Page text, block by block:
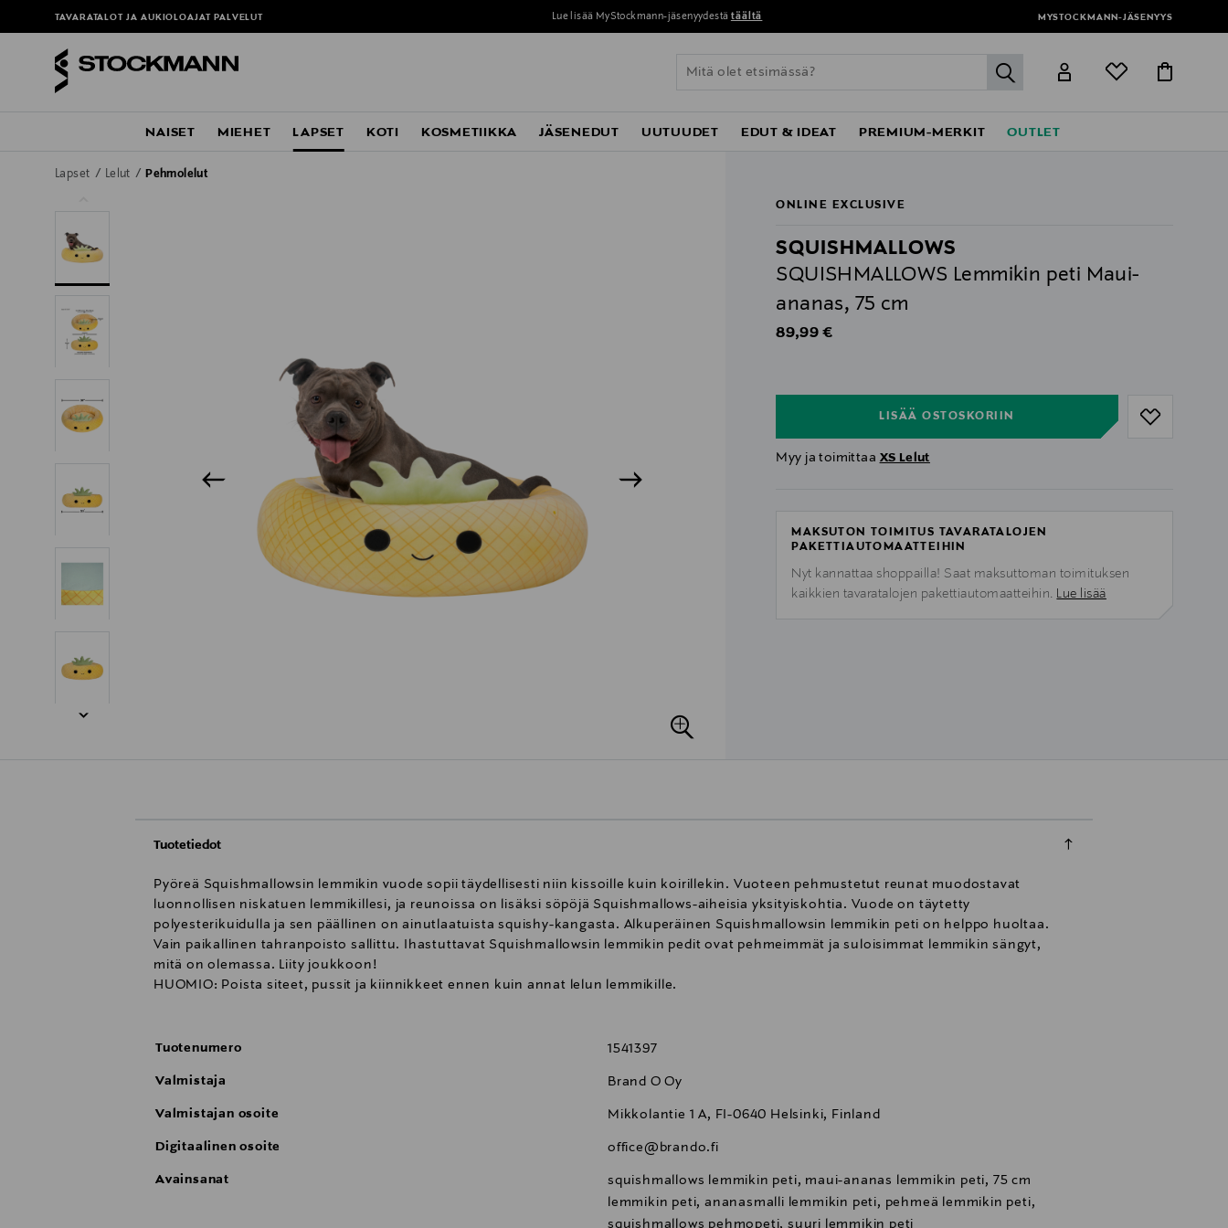
TAVARATALOT JA AUKIOLOAJAT PALVELUT Lue lisää MyStockmann-jäsenyydestä täältä MYSTOCKMANN-JÄSENYYS
label.header.go
NAISET MIEHET LAPSET KOTI KOSMETIIKKA JÄSENEDUT UUTUUDET EDUT & IDEAT PREMIUM-MERKIT OUTLET
Lapset Lelut Pehmolelut
ONLINE EXCLUSIVE
SQUISHMALLOWS
SQUISHMALLOWS Lemmikin peti Maui-
ananas, 75 cm
Original Price
89,99 €
LISÄÄ OSTOSKORIIN
Myy ja toimittaa XS Lelut
MAKSUTON TOIMITUS TAVARATALOJEN
PAKETTIAUTOMAATTEIHIN
Nyt kannattaa shoppailla! Saat maksuttoman toimituksen
kaikkien tavaratalojen pakettiautomaatteihin. Lue lisää
Tuotetiedot
Pyöreä Squishmallowsin lemmikin vuode sopii täydellisesti niin kissoille kuin koirillekin. Vuoteen pehmustetut reunat muodostavat
luonnollisen niskatuen lemmikillesi, ja reunoissa on lisäksi söpöjä Squishmallows-aiheisia yksityiskohtia. Vuode on täytetty
polyesterikuidulla ja sen päällinen on ainutlaatuista squishy-kangasta. Alkuperäinen Squishmallowsin lemmikin peti on helppo huoltaa.
Vain paikallinen tahranpoisto sallittu. Ihastuttavat Squishmallowsin lemmikin pedit ovat pehmeimmät ja suloisimmat lemmikin sängyt,
mitä on olemassa. Liity joukkoon!
HUOMIO: Poista siteet, pussit ja kiinnikkeet ennen kuin annat lelun lemmikille.
Tuotenumero 1541397
Valmistaja Brand O Oy
Valmistajan osoite Mikkolantie 1 A, FI-0640 Helsinki, Finland
Digitaalinen osoite office@brando.fi
Avainsanat
squishmallows lemmikin peti, maui-ananas lemmikin peti, 75 cm
lemmikin peti, ananasmalli lemmikin peti, pehmeä lemmikin peti,
squishmallows pehmopeti, suuri lemmikin peti